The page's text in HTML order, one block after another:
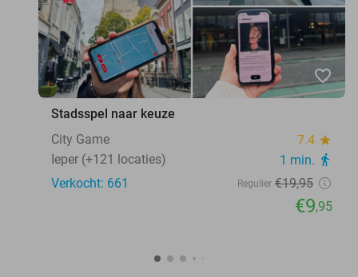
favorite_border
Stadsspel naar keuze
City Game
7.4 star
Ieper (+121 locaties) 1 min. directions_walk
Verkocht: 661 Regulier €19,95
€9,95